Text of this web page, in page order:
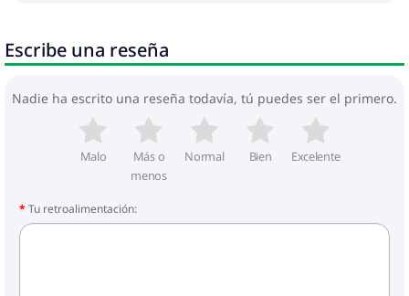
Escribe una reseña
Nadie ha escrito una reseña todavía, tú puedes ser el primero.
Malo
Más o
menos
Normal Bien Excelente
Tu retroalimentación: